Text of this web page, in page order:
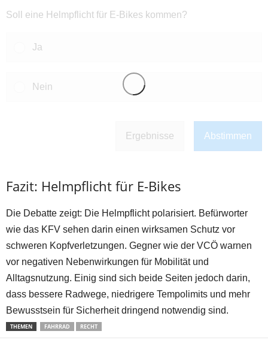
Soll eine Helmpflicht für E-Bikes kommen?
Ja
Nein
Ergebnisse Abstimmen
Fazit: Helmpflicht für E-Bikes
Die Debatte zeigt: Die Helmpflicht polarisiert. Befürworter
wie das KFV sehen darin einen wirksamen Schutz vor
schweren Kopfverletzungen. Gegner wie der VCÖ warnen
vor negativen Nebenwirkungen für Mobilität und
Alltagsnutzung. Einig sind sich beide Seiten jedoch darin,
dass bessere Radwege, niedrigere Tempolimits und mehr
Bewusstsein für Sicherheit dringend notwendig sind.
THEMEN FAHRRAD RECHT